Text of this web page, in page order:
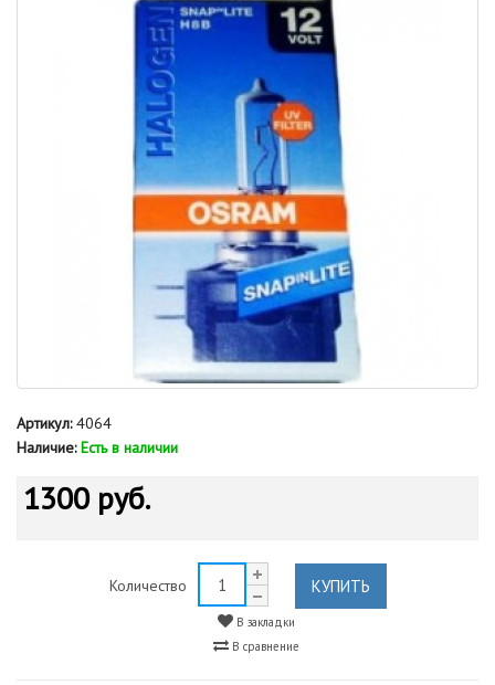
Артикул:4064
Наличие: Есть в наличии
1300 руб.
Количество КУПИТЬ
В закладки
В сравнение